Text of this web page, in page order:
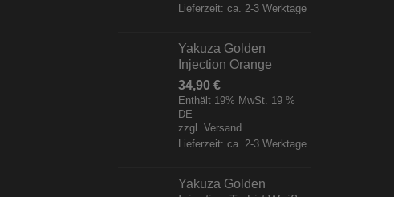
Lieferzeit: ca. 2-3 Werktage
Yakuza Golden
Injection Orange
34,90 €
Enthält 19% MwSt. 19 %
DE
zzgl. Versand
Lieferzeit: ca. 2-3 Werktage
Yakuza Golden